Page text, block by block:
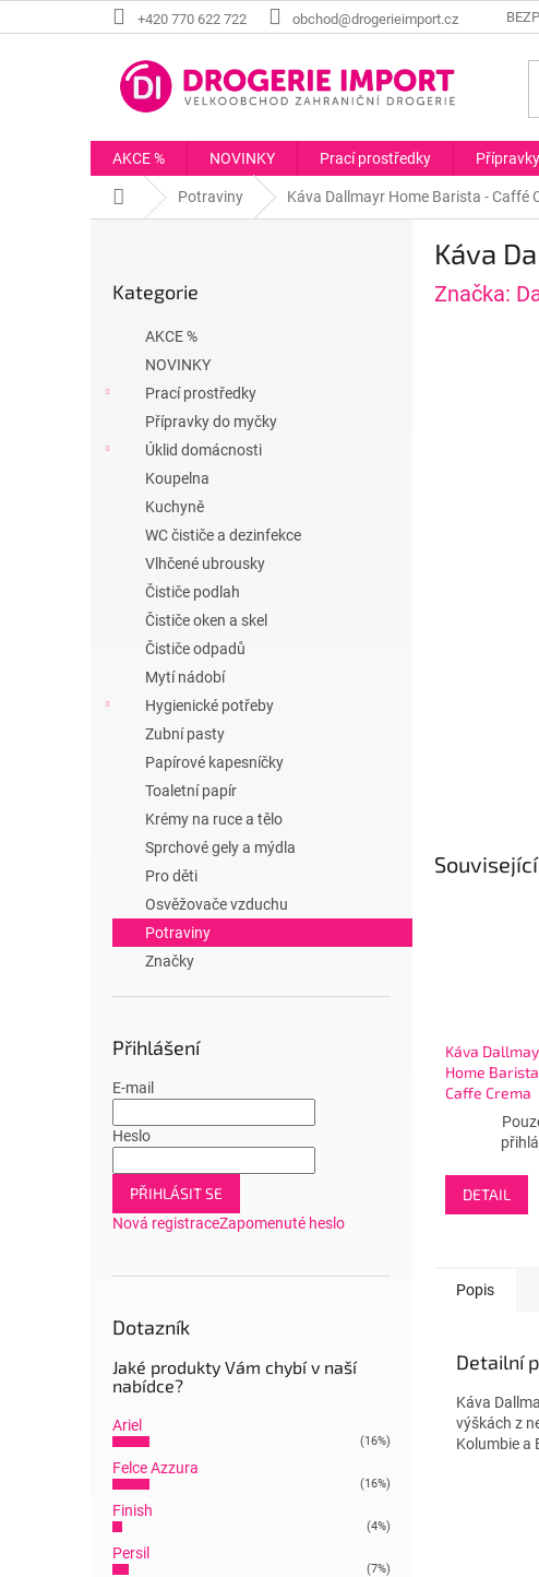
na
+420 770 622 722 obchod@drogerieimport.cz
AKCE % NOVINKY Prací prostředky
Domů Potraviny Káva Dallmayr Home Barista - Caffé
kategorie
Kategorie
AKCE %
NOVINKY
Prací prostředky
Přípravky do myčky
Úklid domácnosti
Koupelna
Kuchyně
WC čističe a dezinfekce
Vlhčené ubrousky
Čističe podlah
Čističe oken a skel
Čističe odpadů
Mytí nádobí
Hygienické potřeby
Zubní pasty
Papírové kapesníčky
Toaletní papír
Krémy na ruce a tělo
Sprchové gely a mýdla
Pro děti
Osvěžovače vzduchu
Potraviny
Značky
Přihlášení
E-mail
Heslo
PŘIHLÁSIT SE
Nová registraceZapomenuté heslo
Dotazník
Jaké produkty Vám chybí v naší
nabídce?
Ariel
(16%)
Felce Azzura
(16%)
Finish
(4%)
Persil
(7%)
Káva
Značka:
Káva
Home
Caffe Crema
Dolce zrno
DETAIL
Popis
Detailní
Káva
výškách z
Kolumbie a